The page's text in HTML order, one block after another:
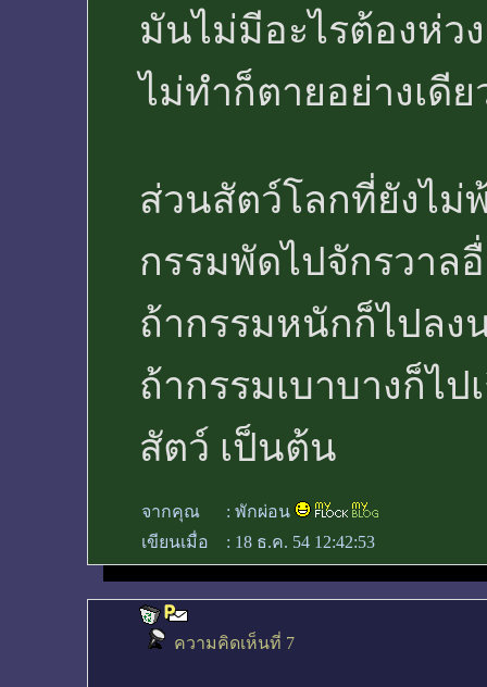
มันไม่มีอะไรต้องห่ว
ไม่ทำก็ตายอย่างเดีย
ส่วนสัตว์โลกที่ยังไม่
กรรมพัดไปจักรวาล
ถ้ากรรมหนักก็ไปลง
ถ้ากรรมเบาบางก็ไ
สัตว์ เป็นต้น
จากคุณ : พักผ่อน
เขียนเมื่อ
: 18 ธ.ค. 54 12:42:53
ความคิดเห็นที่ 7